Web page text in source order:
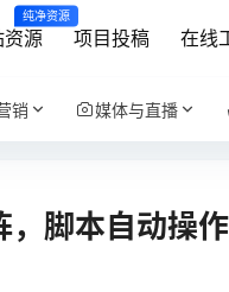
资源
纯净资源
项目投稿 在线
销 媒体与直播
脚本自动操